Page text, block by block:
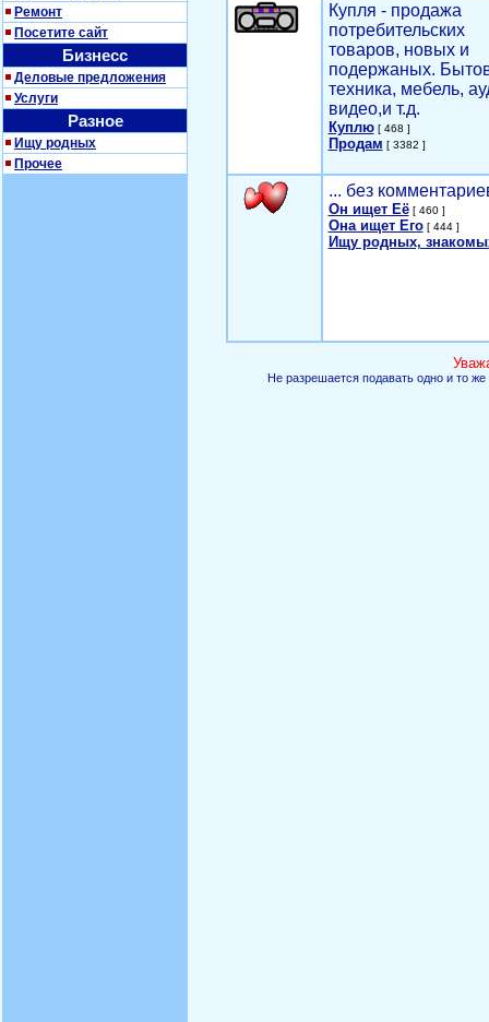
Ремонт
Посетите сайт
Бизнесс
Деловые предложения
Услуги
Разное
Ищу родных
Прочее
Купля - продажа
потребительских
товаров, новых и
подержаных.
техника, мебель,
видео,и т.д.
Куплю[ 468 ]
Продам [ 3382 ]
... без
Он ищет Её[ 460 ]
Она ищет Его[ 444 ]
Ищу родных,
Не разрешается подавать одно и то